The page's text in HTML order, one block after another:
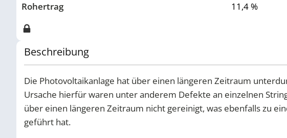
Rohertrag 11,4 %
Beschreibung
Die Photovoltaikanlage hat über einen längeren Zeitraum
Ursache hierfür waren unter anderem Defekte an einzelnen
über einen längeren Zeitraum nicht gereinigt, was ebenfalls zu
geführt hat.